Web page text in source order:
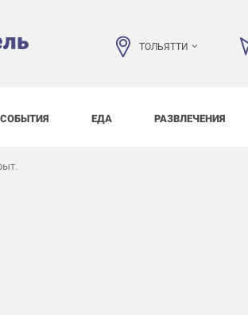
ТОЛЬЯТТИ
СОБЫТИЯ ЕДА РАЗВЛЕЧЕНИЯ